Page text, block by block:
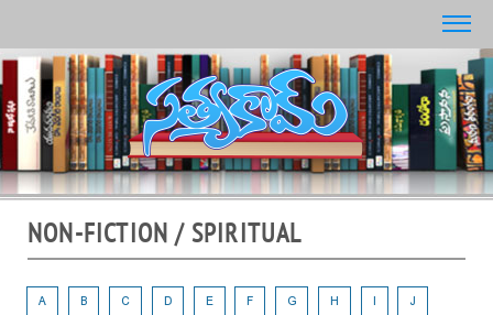
NON-FICTION / SPIRITUAL
A B C D E F G H I J